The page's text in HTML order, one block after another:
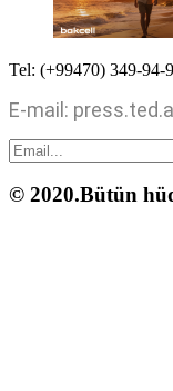
Tel: (+99470) 349-94-
E-mail:
© 2020.Bütün